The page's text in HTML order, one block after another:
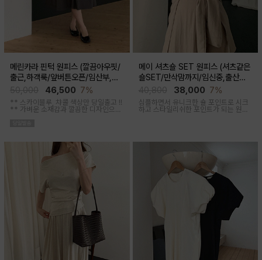
메린카라 핀턱 원피스 (깔끔아우핏/
출근,하객룩/앞버튼오픈/임산부,출
산후 착용가능)46,500 7%
** 스카이블루, 챠콜 색상만 당일출고 !!
** 가벼운 소재감과 깔끔한 디자인으로
메이 셔츠숄 SET 원피스 (셔츠같은
숄SET/만삭맘까지/임신중,출산후
38,000 7%
심플하면서 유니크한 숄 포인트로 시크
하고 스타일리쉬한 포인트가 되는 원피